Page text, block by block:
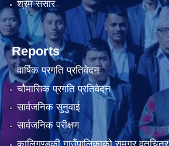
श्रम संसार
Reports
वार्षिक प्रगति प्रतिवेदन
चौमासिक प्रगति प्रतिवेदन
सार्वजनिक सुनुवाई
सार्वजनिक परीक्षण